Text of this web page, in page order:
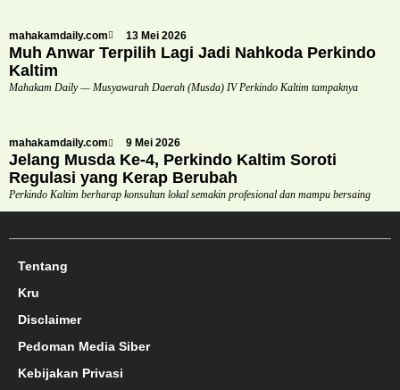
mahakamdaily.com 13 Mei 2026
Muh Anwar Terpilih Lagi Jadi Nahkoda Perkindo
Kaltim
Mahakam Daily — Musyawarah Daerah (Musda) IV Perkindo Kaltim tampaknya
mahakamdaily.com 9 Mei 2026
Jelang Musda Ke-4, Perkindo Kaltim Soroti
Regulasi yang Kerap Berubah
Perkindo Kaltim berharap konsultan lokal semakin profesional dan mampu bersaing
Tentang
Kru
Disclaimer
Pedoman Media Siber
Kebijakan Privasi